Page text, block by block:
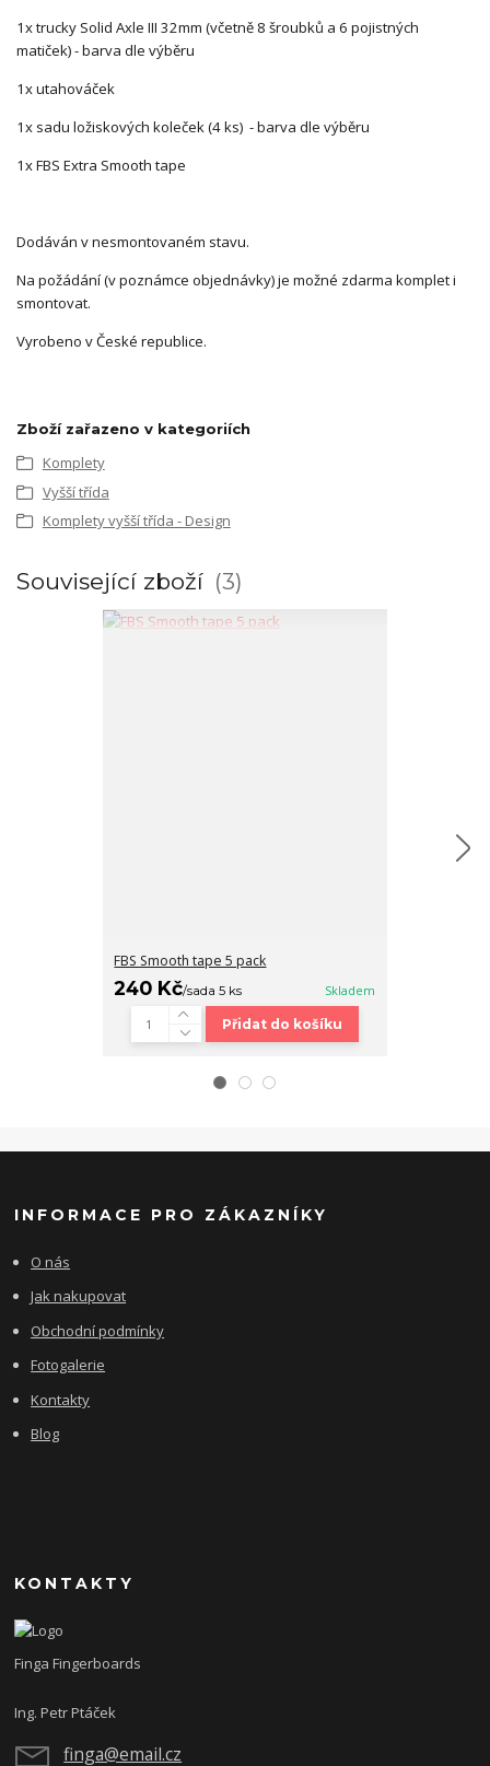
1x trucky Solid Axle III 32mm (včetně 8 šroubků a 6 pojistných
matiček) - barva dle výběru
1x utahováček
1x sadu ložiskových koleček (4 ks) - barva dle výběru
1x FBS Extra Smooth tape
Dodáván v nesmontovaném stavu.
Na požádání (v poznámce objednávky) je možné zdarma komplet i
smontovat.
Vyrobeno v České republice.
Zboží zařazeno v kategoriích
Komplety
Vyšší třída
Komplety vyšší třída - Design
Související zboží 3
FBS Smooth tape 5 pack
240 Kč/sada 5 ks Skladem
Přidat do košíku
INFORMACE PRO ZÁKAZNÍKY
O nás
Jak nakupovat
Obchodní podmínky
Fotogalerie
Kontakty
Blog
KONTAKTY
Finga Fingerboards
Ing. Petr Ptáček
finga@email.cz